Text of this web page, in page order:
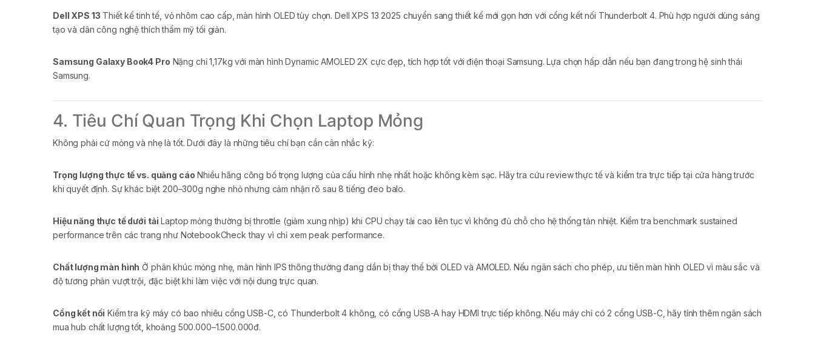
Dell XPS 13 Thiết kế tinh tế, vỏ nhôm cao cấp, màn hình OLED tùy chọn. Dell XPS 13 2025 chuyển sang thiết kế mới gọn hơn với cổng kết nối Thunderbolt 4. Phù hợp người dùng sáng
tạo và dân công nghệ thích thẩm mỹ tối giản.
Samsung Galaxy Book4 Pro Nặng chỉ 1,17kg với màn hình Dynamic AMOLED 2X cực đẹp, tích hợp tốt với điện thoại Samsung. Lựa chọn hấp dẫn nếu bạn đang trong hệ sinh thái
Samsung.
4. Tiêu Chí Quan Trọng Khi Chọn Laptop Mỏng
Không phải cứ mỏng và nhẹ là tốt. Dưới đây là những tiêu chí bạn cần cân nhắc kỹ:
Trọng lượng thực tế vs. quảng cáo Nhiều hãng công bố trọng lượng của cấu hình nhẹ nhất hoặc không kèm sạc. Hãy tra cứu review thực tế và kiểm tra trực tiếp tại cửa hàng trước
khi quyết định. Sự khác biệt 200–300g nghe nhỏ nhưng cảm nhận rõ sau 8 tiếng đeo balo.
Hiệu năng thực tế dưới tải Laptop mỏng thường bị throttle (giảm xung nhịp) khi CPU chạy tải cao liên tục vì không đủ chỗ cho hệ thống tản nhiệt. Kiểm tra benchmark sustained
performance trên các trang như NotebookCheck thay vì chỉ xem peak performance.
Chất lượng màn hình Ở phân khúc mỏng nhẹ, màn hình IPS thông thường đang dần bị thay thế bởi OLED và AMOLED. Nếu ngân sách cho phép, ưu tiên màn hình OLED vì màu sắc và
độ tương phản vượt trội, đặc biệt khi làm việc với nội dung trực quan.
Cổng kết nối Kiểm tra kỹ máy có bao nhiêu cổng USB-C, có Thunderbolt 4 không, có cổng USB-A hay HDMI trực tiếp không. Nếu máy chỉ có 2 cổng USB-C, hãy tính thêm ngân sách
mua hub chất lượng tốt, khoảng 500.000–1.500.000đ.